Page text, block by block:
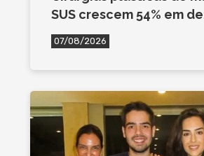
SUS crescem 54% em
07/08/2026